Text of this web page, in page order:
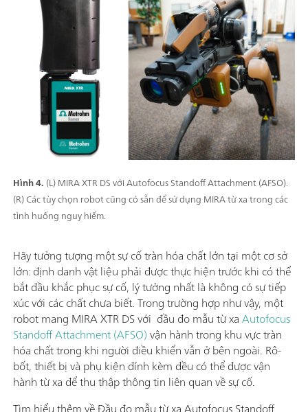
Hình 4. (L) MIRA XTR DS với Autofocus Standoff Attachment (AFSO).
(R) Các tùy chọn robot cũng có sẵn để sử dụng MIRA từ xa trong các
tình huống nguy hiểm.
Hãy tưởng tượng một sự cố tràn hóa chất lớn tại một cơ sở
lớn: định danh vật liệu phải được thực hiện trước khi có thể
bắt đầu khắc phục sự cố, lý tưởng nhất là không có sự tiếp
xúc với các chất chưa biết. Trong trường hợp như vậy, một
robot mang MIRA XTR DS với đầu đo mẫu từ xaAutofocus
Standoff Attachment (AFSO)vận hành trong khu vực tràn
hóa chất trong khi người điều khiển vẫn ở bên ngoài. Rô-
bốt, thiết bị và phụ kiện đính kèm đều có thể được vận
hành từ xa để thu thập thông tin liên quan về sự cố.